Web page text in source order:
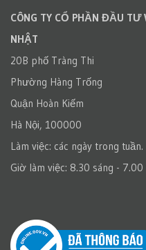
CÔNG TY CỔ PHẦN ĐẦU TƯ
NHẬT
20B phố Tràng Thi
Phường Hàng Trống
Quận Hoàn Kiếm
Hà Nội, 100000
Làm việc: các ngày trong tuần.
Giờ làm việc: 8.30 sáng - 7.00